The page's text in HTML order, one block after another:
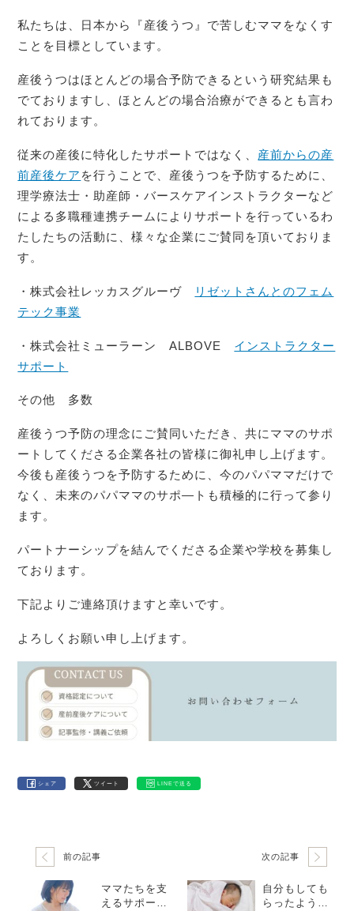
私たちは、日本から『産後うつ』で苦しむママをなくす
ことを目標としています。
産後うつはほとんどの場合予防できるという研究結果も
でておりますし、ほとんどの場合治療ができるとも言わ
れております。
従来の産後に特化したサポートではなく、 産前からの産
前産後ケア を行うことで、産後うつを予防するために、
理学療法士・助産師・バースケアインストラクターなど
による多職種連携チームによりサポートを行っているわ
たしたちの活動に、様々な企業にご賛同を頂いておりま
す。
・株式会社レッカスグルーヴ
リゼットさんとのフェム
テック事業
・株式会社ミューラーン ALBOVE インストラクター
サポート
その他 多数
産後うつ予防の理念にご賛同いただき、共にママのサポ
ートしてくださる企業各社の皆様に御礼申し上げます。
今後も産後うつを予防するために、今のパパママだけで
なく、未来のパパママのサポ―トも積極的に行って参り
ます。
パートナーシップを結んでくださる企業や学校を募集し
ております。
下記よりご連絡頂けますと幸いです。
よろしくお願い申し上げます。
シェア ツイート LINEで送る
前の記事
ママたちを支
えるサポータ
次の記事
自分もしても
らったように